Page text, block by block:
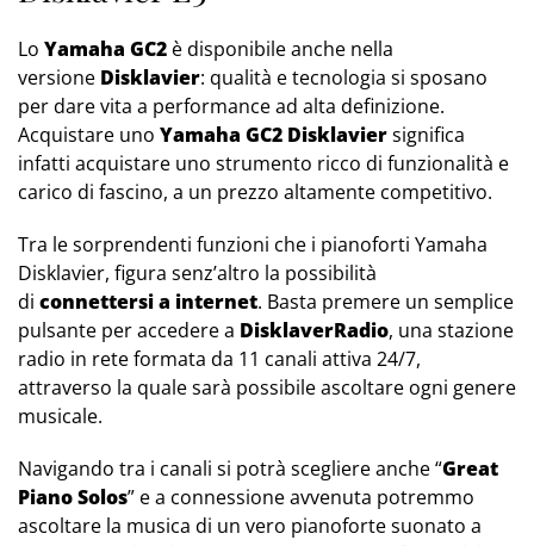
Lo Yamaha GC2 è disponibile anche nella
versione Disklavier: qualità e tecnologia si sposano
per dare vita a performance ad alta definizione.
Acquistare uno Yamaha GC2 Disklaviersignifica
infatti acquistare uno strumento ricco di funzionalità e
carico di fascino, a un prezzo altamente competitivo.
Tra le sorprendenti funzioni che i pianoforti Yamaha
Disklavier, figura senz’altro la possibilità
di connettersi a internet. Basta premere un semplice
pulsante per accedere a DisklaverRadio, una stazione
radio in rete formata da 11 canali attiva 24/7,
attraverso la quale sarà possibile ascoltare ogni genere
musicale.
Navigando tra i canali si potrà scegliere anche “Great
Piano Solos” e a connessione avvenuta potremmo
ascoltare la musica di un vero pianoforte suonato a